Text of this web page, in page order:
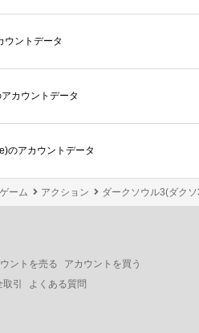
ウントデータ
カウントデータ
のアカウントデータ
ーム アクション ダークソウル3(ダク
ントを売る
アカウントを買う
引 よくある質問